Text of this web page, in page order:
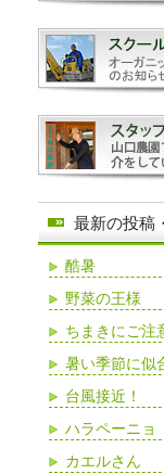
最新の投稿
酷暑
野菜の王様
ちまきにご注
暑い季節に似
台風接近！
ハラペーニョ
カエルさん